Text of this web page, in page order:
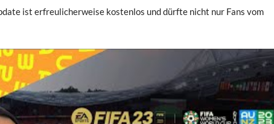
ist erfreulicherweise kostenlos und dürfte nicht nur Fans vom